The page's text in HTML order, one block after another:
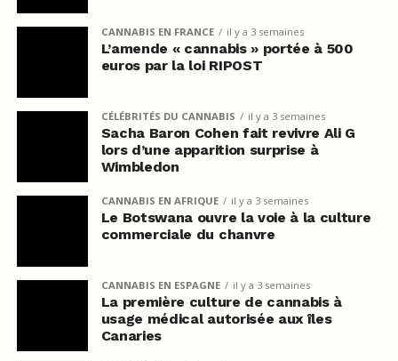
CANNABIS EN FRANCE il y a 3 semaines
L’amende « cannabis » portée à 500
euros par la loi RIPOST
CÉLÉBRITÉS DU CANNABIS il y a 3 semaines
Sacha Baron Cohen fait revivre Ali G
lors d’une apparition surprise à
Wimbledon
CANNABIS EN AFRIQUE il y a 3 semaines
Le Botswana ouvre la voie à la culture
commerciale du chanvre
CANNABIS EN ESPAGNE il y a 3 semaines
La première culture de cannabis à
usage médical autorisée aux îles
Canaries